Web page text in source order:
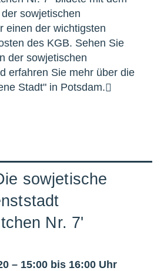
sowjetischen
einen der wichtigsten
des KGB. Sehen Sie
der sowjetischen
erfahren Sie mehr über die
Stadt" in Potsdam.
sowjetische
Nr. 7'
– 15:00 bis 16:00 Uhr